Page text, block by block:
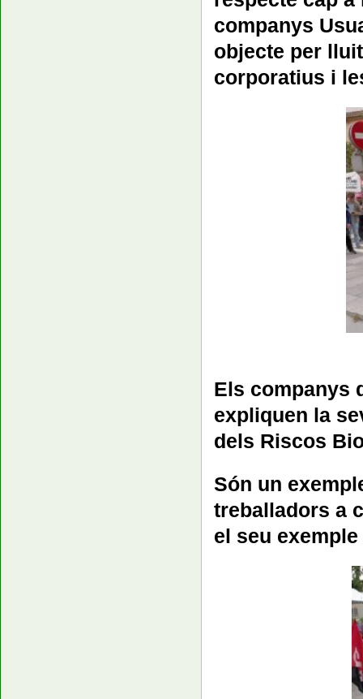
companys
objecte per
corporatius i
Els companys
expliquen la
dels Riscos
Són un
treballadors a
el seu